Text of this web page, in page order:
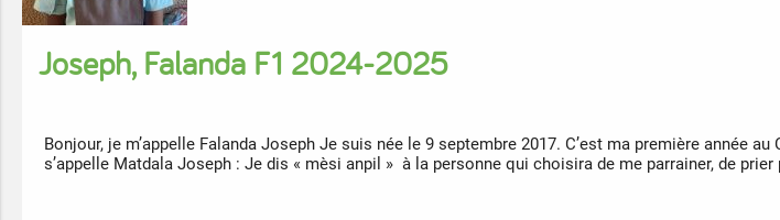
Joseph, Falanda F1 2024-2025
Bonjour, je m’appelle Falanda Joseph Je suis née le 9 septembre 2017. C’est ma première année
s’appelle Matdala Joseph : Je dis « mèsi anpil » à la personne qui choisira de me parrainer, de